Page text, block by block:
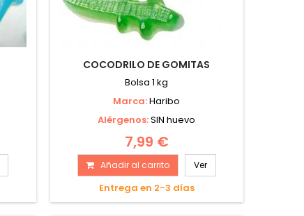
COCODRILO DE GOMITAS
Bolsa 1 kg
Marca:Haribo
Alérgenos:SIN huevo
7,99 €
Añadir al carrito Ver
Entrega en 2-3 días